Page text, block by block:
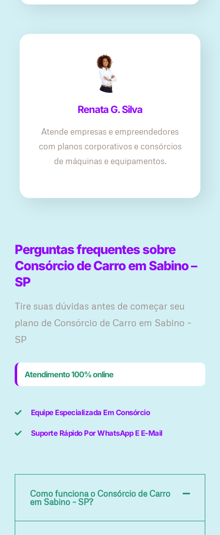
Renata G. Silva
Atende empresas e empreendedores
com planos corporativos e consórcios
de máquinas e equipamentos.
Perguntas frequentes sobre
Consórcio de Carro em Sabino –
SP
Tire suas dúvidas antes de começar seu
plano ​de Consórcio de Carro em Sabino –
SP
Atendimento 100% online
Equipe Especializada Em Consórcio
Suporte Rápido Por WhatsApp E E-Mail
Como funciona o Consórcio de Carro
em Sabino – SP?